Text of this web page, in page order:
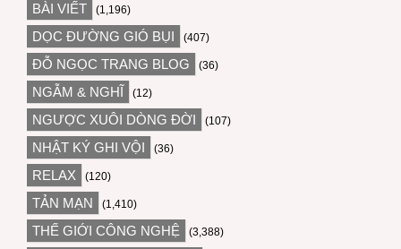
BÀI VIẾT (1,196)
DỌC ĐƯỜNG GIÓ BỤI (407)
ĐỖ NGỌC TRANG BLOG (36)
NGẪM & NGHĨ (12)
NGƯỢC XUÔI DÒNG ĐỜI (107)
NHẬT KÝ GHI VỘI (36)
RELAX (120)
TẢN MẠN (1,410)
THẾ GIỚI CÔNG NGHỆ (3,388)